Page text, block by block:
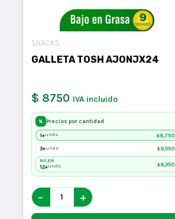
SNACKS
GALLETA TOSH AJONJX24
$ 8750 IVA incluido
% Precios por cantidad
1+unds $8,750
3+unds $8,550
MEJOR
12+unds $8,350
− +